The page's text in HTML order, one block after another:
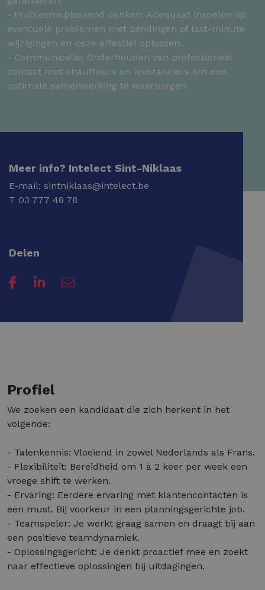
- Probleemoplossend denken: Adequaat inspelen op
eventuele problemen met zendingen of last-minute
wijzigingen en deze effectief oplossen.
- Communicatie: Onderhouden van professioneel
contact met chauffeurs en leveranciers om een
optimale samenwerking te waarborgen.
Meer info? Intelect Sint-Niklaas
E-mail: sintniklaas@intelect.be
T 03 777 48 78
Delen
Profiel
We zoeken een kandidaat die zich herkent in het
volgende:
- Talenkennis: Vloeiend in zowel Nederlands als Frans.
- Flexibiliteit: Bereidheid om 1 à 2 keer per week een
vroege shift te werken.
- Ervaring: Eerdere ervaring met klantencontacten is
een must. Bij voorkeur in een planningsgerichte job.
- Teamspeler: Je werkt graag samen en draagt bij aan
een positieve teamdynamiek.
- Oplossingsgericht: Je denkt proactief mee en zoekt
naar effectieve oplossingen bij uitdagingen.